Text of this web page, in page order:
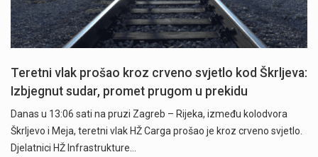
Teretni vlak prošao kroz crveno svjetlo kod Škrljeva:
Izbjegnut sudar, promet prugom u prekidu
Danas u 13:06 sati na pruzi Zagreb – Rijeka, između kolodvora
Škrljevo i Meja, teretni vlak HŽ Carga prošao je kroz crveno svjetlo.
Djelatnici HŽ Infrastrukture…